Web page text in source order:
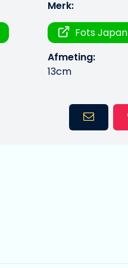
Merk:
Fots Japan
Afmeting:
13cm